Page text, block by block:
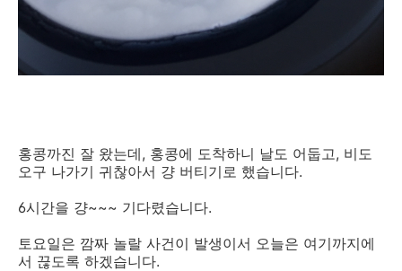
홍콩까진 잘 왔는데, 홍콩에 도착하니 날도 어둡고, 비도
오구 나가기 귀찮아서 걍 버티기로 했습니다.
6시간을 걍~~~ 기다렸습니다.
토요일은 깜짜 놀랄 사건이 발생이서 오늘은 여기까지에
서 끊도록 하겠습니다.